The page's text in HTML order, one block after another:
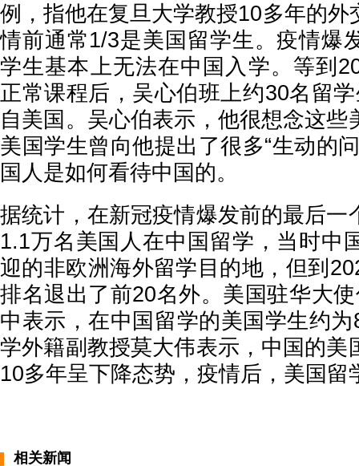
例，指他在复旦大学教授10多年的外
情前通常1/3是美国留学生。疫情爆
学生基本上无法在中国入学。等到
正常课程后，吴心伯班上约30名留
自美国。吴心伯表示，他很想念这些
美国学生曾向他提出了很多“生动的
国人是如何看待中国的。
据统计，在新冠疫情爆发前的最后一
1.1万名美国人在中国留学，当时中
迎的非欧洲海外留学目的地，但到
排名退出了前20名外。美国驻华大
中表示，在中国留学的美国学生约
学外籍副教授莫大伟表示，中国的美
10多年呈下降态势，疫情后，美国留
相关新闻